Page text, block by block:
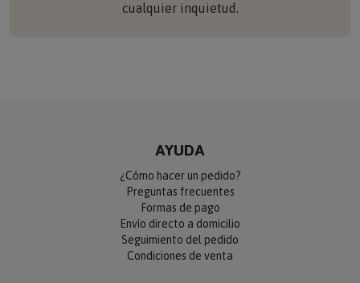
cualquier inquietud.
AYUDA
¿Cómo hacer un pedido?
Preguntas frecuentes
Formas de pago
Envío directo a domicilio
Seguimiento del pedido
Condiciones de venta